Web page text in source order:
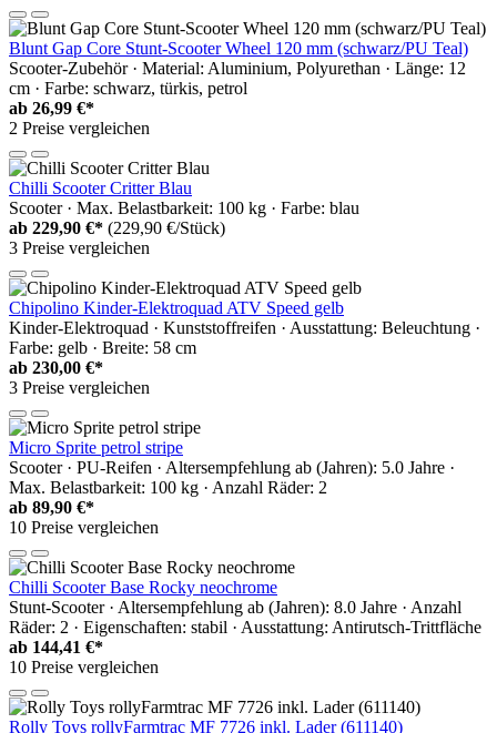
Blunt Gap Core Stunt-Scooter Wheel 120 mm (schwarz/PU Teal)
Scooter-Zubehör · Material: Aluminium, Polyurethan · Länge: 12
cm · Farbe: schwarz, türkis, petrol
ab 26,99 €*
2 Preise vergleichen
Chilli Scooter Critter Blau
Scooter · Max. Belastbarkeit: 100 kg · Farbe: blau
ab 229,90 €* (229,90 €/Stück)
3 Preise vergleichen
Chipolino Kinder-Elektroquad ATV Speed gelb
Kinder-Elektroquad · Kunststoffreifen · Ausstattung: Beleuchtung ·
Farbe: gelb · Breite: 58 cm
ab 230,00 €*
3 Preise vergleichen
Micro Sprite petrol stripe
Scooter · PU-Reifen · Altersempfehlung ab (Jahren): 5.0 Jahre ·
Max. Belastbarkeit: 100 kg · Anzahl Räder: 2
ab 89,90 €*
10 Preise vergleichen
Chilli Scooter Base Rocky neochrome
Stunt-Scooter · Altersempfehlung ab (Jahren): 8.0 Jahre · Anzahl
Räder: 2 · Eigenschaften: stabil · Ausstattung: Antirutsch-Trittfläche
ab 144,41 €*
10 Preise vergleichen
Rolly Toys rollyFarmtrac MF 7726 inkl. Lader (611140)